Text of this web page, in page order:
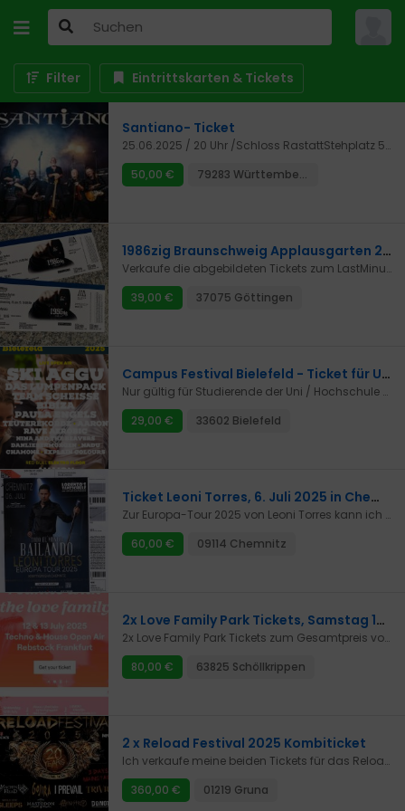
Filter Eintrittskarten & Tickets
Santiano- Ticket
25.06.2025 / 20 Uhr /Schloss RastattStehplatz 50 EUR
50,00 €
79283 Württemberg
1986zig Braunschweig Applausgarten 2x Stehplatz
Verkaufe die abgebildeten Tickets zum LastMinute Preis da ich leider selbst nicht kann.Versand ist bis Mittwoch möglich damit die Tickets voraussichtlich rechtzeitig zugestellt werden.Bezahlung per Überweisung oder auch Paypal möglich. Abholung in Göttingen oder Northeim möglich.Auch wenn Einschreiben in aller Regel am nächsten Werkstag zugestellt werden kann weder die Post noch ich eine Laufzeitgarantie abgeben.
39,00 €
37075 Göttingen
Campus Festival Bielefeld - Ticket für UNI Bi / HSBI Studis
Nur gültig für Studierende der Uni / Hochschule Bielefeld:Verkaufe ein ermäßigtes 29€ Ticket für das Campus Festival Bielefeld am 19.06.25
29,00 €
33602 Bielefeld
Ticket Leoni Torres, 6. Juli 2025 in Chemnitz
Zur Europa-Tour 2025 von Leoni Torres kann ich aus dem Vorverkauf eine Karte abgeben. Aus dem limitiertzen Early Bird - Vorverkauf erhielt ich das jetzt teurere Ticket für 60,-- €, diesen Preis kann ich gern an Sie/Dich weitergeben.Einlass7Beginn findest du im hier beigelegten Flyer.Zu Übergabe und Zahlung können wir uns gern einigen.Versand finde ich wegen des Verlust-Risikos nicht so optimal.
60,00 €
09114 Chemnitz
2x Love Family Park Tickets, Samstag 12.7.25
2x Love Family Park Tickets zum Gesamtpreis von 80€- müssen noch personalisierte werden- Versand per E-Mail
80,00 €
63825 Schöllkrippen
2 x Reload Festival 2025 Kombiticket
Ich verkaufe meine beiden Tickets für das Reload Festival.
360,00 €
01219 Gruna